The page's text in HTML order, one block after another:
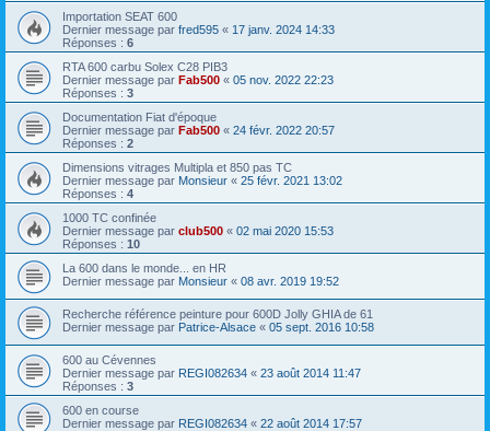
Importation SEAT 600
Dernier message par fred595 « 17 janv. 2024 14:33
Réponses : 6
RTA 600 carbu Solex C28 PIB3
Dernier message par Fab500 « 05 nov. 2022 22:23
Réponses : 3
Documentation Fiat d'époque
Dernier message par Fab500 « 24 févr. 2022 20:57
Réponses : 2
Dimensions vitrages Multipla et 850 pas TC
Dernier message par Monsieur « 25 févr. 2021 13:02
Réponses : 4
1000 TC confinée
Dernier message par club500 « 02 mai 2020 15:53
Réponses : 10
La 600 dans le monde... en HR
Dernier message par Monsieur « 08 avr. 2019 19:52
Recherche référence peinture pour 600D Jolly GHIA de 61
Dernier message par Patrice-Alsace « 05 sept. 2016 10:58
600 au Cévennes
Dernier message par REGI082634 « 23 août 2014 11:47
Réponses : 3
600 en course
Dernier message par REGI082634 « 22 août 2014 17:57